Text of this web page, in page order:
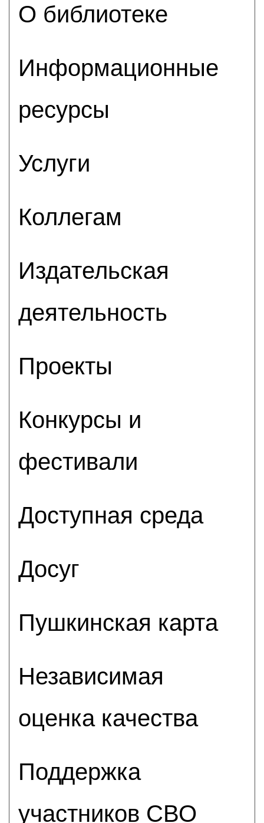
О библиотеке
Информационные
ресурсы
Услуги
Коллегам
Издательская
деятельность
Проекты
Конкурсы и
фестивали
Доступная среда
Досуг
Пушкинская карта
Независимая
оценка качества
Поддержка
участников СВО